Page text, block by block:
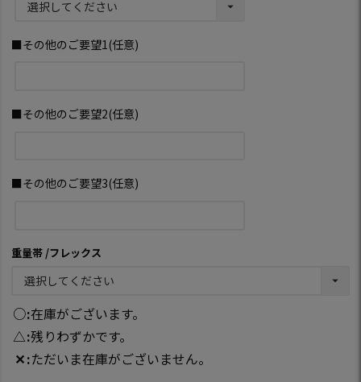
■その他のご要望1(任意)
■その他のご要望2(任意)
■その他のご要望3(任意)
重量帯 フレックス
○ 在庫がございます。
△ 残りわずかです。
✕ ただいま在庫がございません。